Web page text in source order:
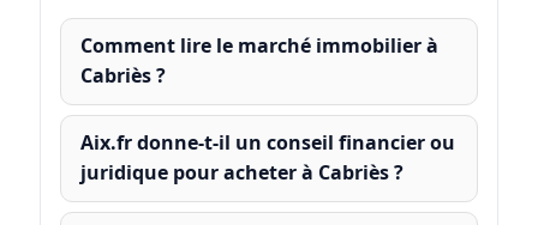
Comment lire le marché immobilier à
Cabriès ?
Aix.fr donne-t-il un conseil financier ou
juridique pour acheter à Cabriès ?